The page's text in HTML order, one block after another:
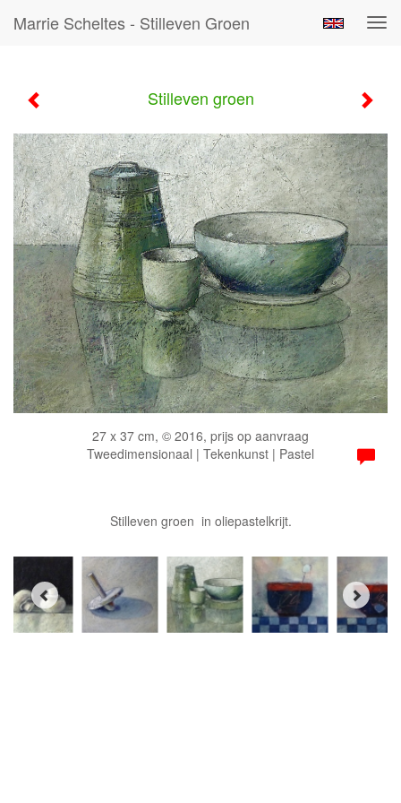
Marrie Scheltes - Stilleven Groen
Stilleven groen
27 x 37 cm, © 2016, prijs op aanvraag
Tweedimensionaal | Tekenkunst | Pastel
Stilleven groen in oliepastelkrijt.